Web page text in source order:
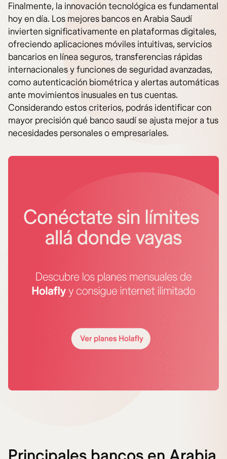
Finalmente, la innovación tecnológica es fundamental
hoy en día. Los mejores bancos en Arabia Saudí
invierten significativamente en plataformas digitales,
ofreciendo aplicaciones móviles intuitivas, servicios
bancarios en línea seguros, transferencias rápidas
internacionales y funciones de seguridad avanzadas,
como autenticación biométrica y alertas automáticas
ante movimientos inusuales en tus cuentas.
Considerando estos criterios, podrás identificar con
mayor precisión qué banco saudí se ajusta mejor a tus
necesidades personales o empresariales.